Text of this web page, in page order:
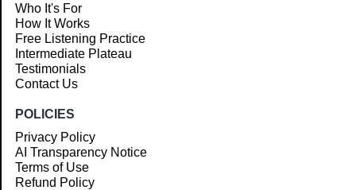
Who It's For
How It Works
Free Listening Practice
Intermediate Plateau
Testimonials
Contact Us
POLICIES
Privacy Policy
AI Transparency Notice
Terms of Use
Refund Policy